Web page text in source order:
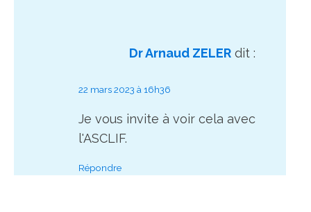
Dr Arnaud ZELER dit :
22 mars 2023 à 16h36
Je vous invite à voir cela avec
l'ASCLIF.
Répondre